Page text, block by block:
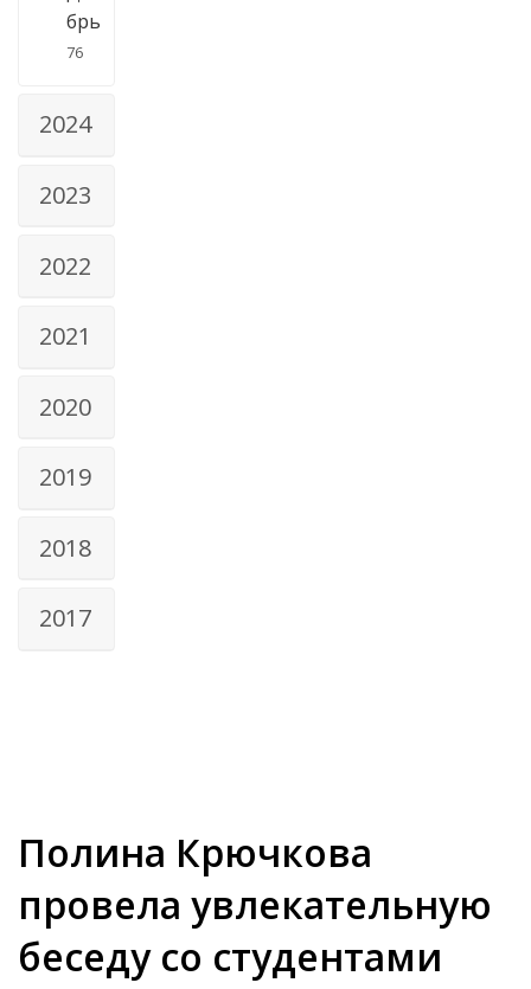
брь
76
2024
2023
2022
2021
2020
2019
2018
2017
Полина Крючкова
провела увлекательную
беседу со студентами